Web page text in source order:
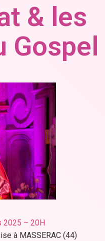
& les
Gospel
2025 – 20H
à MASSERAC (44)